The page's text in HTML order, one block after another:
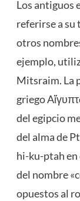
Los antiguos
referirse a
otros
ejemplo,
Mitsraim. La
griego
del egipcio
del alma de
hi-ku-ptah
del nombre
opuestos al